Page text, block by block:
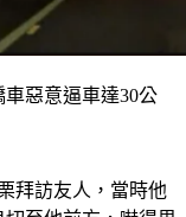
惡意逼車達30公
拜訪友人，當時他